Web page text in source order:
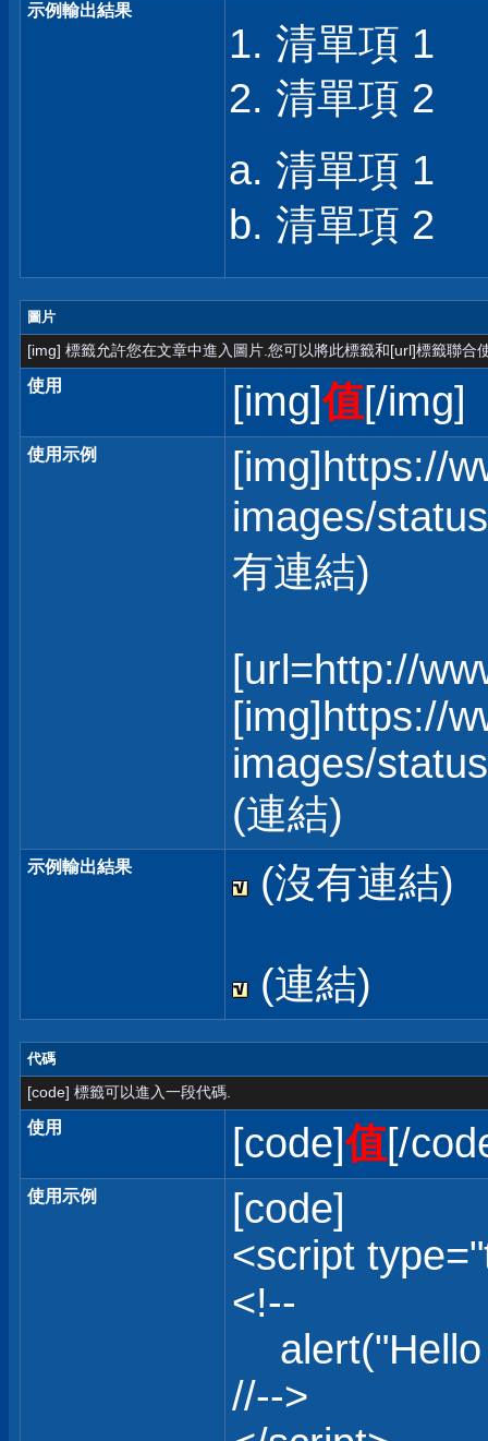
示例輸出結果
清單項 1
清單項 2
清單項 1
清單項 2
圖片
[img] 標籤允許您在文章中進入圖片.您可以將此標籤和[url]標籤聯合
使用 [img]值[/img]
使用示例
[img]https://
images/
有連結)
[url=http://
[img]https://
images/
(連結)
示例輸出結果 (沒有連結)
(連結)
代碼
[code] 標籤可以進入一段代碼.
使用 [code]值[/
使用示例
[code]
<script
<!--
alert("Hello
//-->